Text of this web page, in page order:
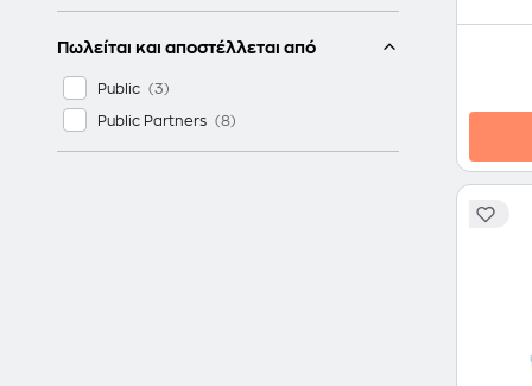
Πωλείται και αποστέλλεται από
Public
Public Partners